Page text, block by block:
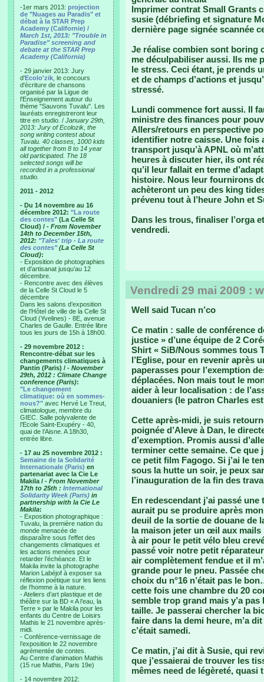
-1er mars 2013: projection
de "Nuages au Paradis" et
débat à la STAR Prep
Academy (Californie) /
March 1st, 2013: "Trouble in
Paradise" screening and
debate at the STAR Prep
Academy (California)
- 29 janvier 2013: Jury
d'Ecolo'zik , le concours
d'écriture de chansons
organisé par la Ligue de
l'Enseignement autour du
thème "Sauvons Tuvalu". Les
lauréats enregistreront leur
titre en studio. / January 29th,
2013: Jury of Ecolozik, the
song writing contest about
Tuvalu. 40 classes, 1000 kids
all together from 8 to 14 year
old participated. The 18
selected songs will be
recorded in a professional
studio.
2011 - 2012
- Du 14 novembre au 16
décembre 2012: "La route
des contes" (La Celle St
Cloud) / - From November
14th to December 15th,
2012: "Tales' trip - La route
des contes"(La Celle St
Cloud):
- Exposition de photographies
et d’artisanat jusqu’au 12
décembre.
- Rencontre avec des élèves
de la Celle St Cloud le 5
décembre
Dans les salons d’exposition
de l’Hôtel de ville de la Celle St
Cloud (Yvelines) - 8E, avenue
Charles de Gaulle. Entrée libre
tous les jours de 15h à 18h00.
- 29 novembre 2012 :
Rencontre-débat sur les
changements climatiques à
Pantin (Paris) / - November
29th, 2012 : Climate Change
conference (Paris):
"Le changement
climatique: où en sommes-
nous?" avec Hervé Le Treut,
climatologue, membre du
GIEC. Salle polyvalente de
l’Ecole Saint-Exupéry - 40,
quai de l’Aisne. A 18h30,
entrée libre.
- 17 au 25 novembre 2012 :
Semaine de la Solidarité
Internationale (Paris) en
partenariat avec la Cie Le
Makila / - From November
17th to 25th : International
Solidarity Week (Paris) in
partnership with la Cie Le
Makila:
- Exposition photographique :
Tuvalu, la première nation du
monde menacée de
disparaître sous l’effet des
changements climatiques et
les actions menées pour
retarder l’échéance. Et le
Makila invite la photographe
Marion Labéjof à exposer sa
réflexion poétique sur les liens
de l’homme à la nature.
- Ateliers d’art plastique et de
théâtre sur la BD « A l’eau, la
Terre » par le Makila pour les
enfants du Centre de Loisirs
Mathis le 21 novembre après-
midi.
- Conférence-vernissage de
l’exposition le 22 novembre
agrémentée de contes.
Au Centre d’animation Mathis
(15 rue Mathis, Paris 19e)
- 14 novembre 2012:
Imprimer contrat Small Grants
susie (débriefing et signature
dernière page signée scannée
Je réalise combien sont boring
me déculpabiliser aussi. Ils me
le stress. Ceci étant, je prends
et de champs d’actions et
stressé.
Lundi commence fort aussi. Il
ministre des finances pour
Allers/retours en perspective
identifier notre caisse. Une fois
transport jusqu’à APNL où
heures à discuter hier, ils ont
qu’il leur fallait en terme
histoire. Nous leur fournirons
achèteront un peu des king
prévenu tout à l’heure John et
Dans les trous, finaliser l’orga
vendredi.
Vendredi 29 mai 2009 :
Well said Tucan n’co
Ce matin : salle de conférence
justice » d’une équipe de 2
Shirt « SiB/Nous sommes tous
l’Eglise, pour en revenir après
paperasses pour l’exemption
déplacées. Non mais tout le
aider à leur localisation : de
douaniers (le patron Charles
Cette après-midi, je suis
poignée d’Aleve à Dan, le
d’exemption. Promis aussi
terminer cette semaine. Ce que
ce petit film Fagogo. Si j’ai le
sous la hutte un soir, je peux
l’inauguration de la fin des
En redescendant j’ai passé
aurait pu se produire après
deuil de la sortie de douane de
la maison jeter un œil aux mails
à air pour le petit vélo bleu
passé voir notre petit
air complètement fendue et il
grande pour le pneu. Passée
choix du n°16 n’était pas le
cette fois une chambre du 20
semble trop grand mais y’a
taille. Je passerai chercher la
faire dans la demi heure, m’a
c’était samedi.
Ce matin, j’ai dit à Susie, qui
que j’essaierai de trouver les
mêmes need de légèreté,